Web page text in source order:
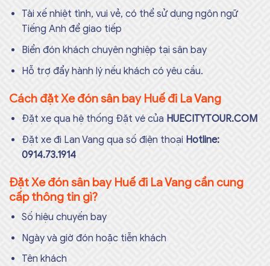
Tài xế nhiệt tình, vui vẻ, có thể sử dụng ngôn ngữ
Tiếng Anh để giao tiếp
Biển đón khách chuyên nghiệp tại sân bay
Hỗ trợ đẩy hành lý nếu khách có yêu cầu.
Cách đặt Xe đón sân bay Huế đi La Vang
Đặt xe qua hệ thống Đặt vé của HUECITYTOUR.COM
Đặt xe đi Lan Vang qua số điện thoại Hotline:
0914.73.1914
Đặt Xe đón sân bay Huế đi La Vang cần cung
cấp thông tin gì?
Số hiệu chuyến bay
Ngày và giờ đón hoặc tiễn khách
Tên khách